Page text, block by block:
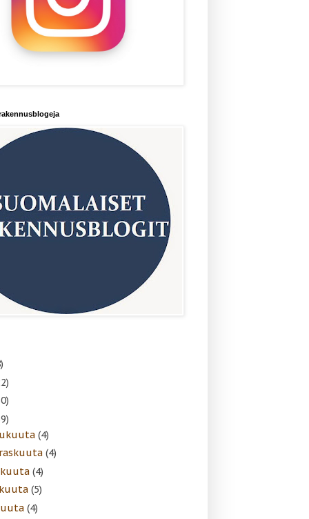
(4)
(4)
(4)
(5)
(4)